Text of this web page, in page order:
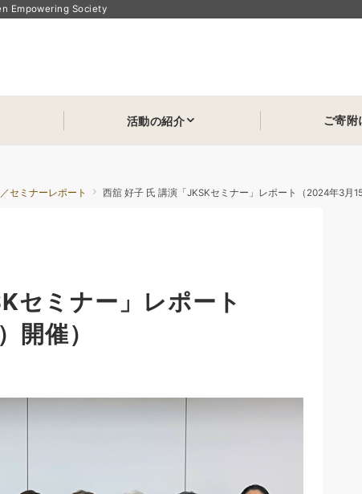
Empowering Society
活動の紹介 ご寄附
セミナーレポート 西舘 好子 氏 講演「JKSKセミナー」レポート（2024年3月
セミナー」レポート
開催）